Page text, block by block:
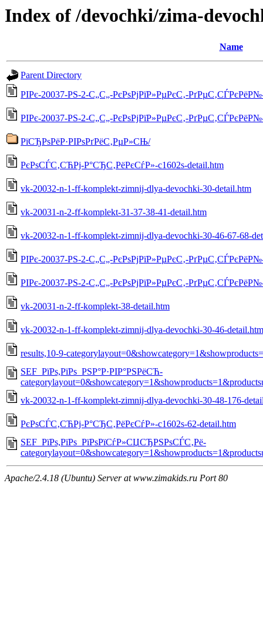
Index of /devochki/zima-
Name
Parent Directory
РІРє-20037-РЅ-2-С„С„-РєРѕРјРїР»РµРєС‚-
РІРє-20037-РЅ-2-С„С„-РєРѕРјРїР»РµРєС‚-
РїСЂРѕРёР·РІРѕРґРёС‚РµР»СЊ/
РєРѕСЃС‚СЋРј-Р°СЂС‚РёРєСѓР»-c1602s-detail.htm
vk-20032-n-1-ff-komplekt-zimnij-dlya-devochki-30-detail.htm
vk-20031-n-2-ff-komplekt-31-37-38-41-detail.htm
vk-20032-n-1-ff-komplekt-zimnij-dlya-devochki-30-46-67-68-
РІРє-20037-РЅ-2-С„С„-РєРѕРјРїР»РµРєС‚-
РІРє-20037-РЅ-2-С„С„-РєРѕРјРїР»РµРєС‚-
vk-20031-n-2-ff-komplekt-38-detail.htm
vk-20032-n-1-ff-komplekt-zimnij-dlya-devochki-30-46-detail.htm
results,10-9-
SEF_РїРѕ,РїРѕ_РЅР°Р·РІР°РЅРёСЋ-
vk-20032-n-1-ff-komplekt-zimnij-dlya-devochki-30-48-176-
РєРѕСЃС‚СЋРј-Р°СЂС‚РёРєСѓР»-c1602s-62-detail.htm
SEF_РїРѕ,РїРѕ_РїРѕРїСѓР»СЏСЂРЅРѕСЃС‚Рё-
Apache/2.4.18 (Ubuntu) Server at www.zimakids.ru Port 80